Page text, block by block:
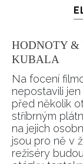
HODNOTY &
KUBALA
Na focení
nepostavili
před několik
stříbrným
na jejich
jsou pro ně v
režiséry